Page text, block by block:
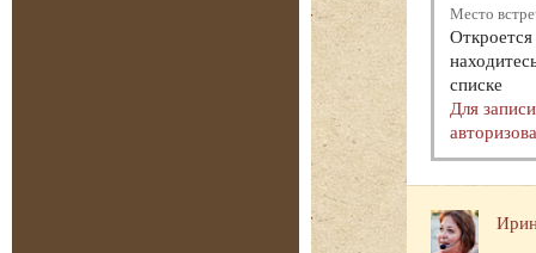
Место
списке
Для